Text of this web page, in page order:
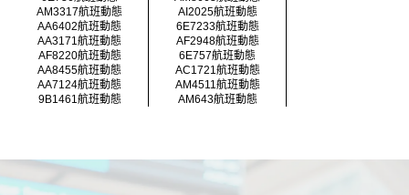
AM3317航班動態
AI2025航班動態
AA6402航班動態
6E7233航班動態
AA3171航班動態
AF2948航班動態
AF8220航班動態
6E757航班動態
AA8455航班動態
AC1721航班動態
AA7124航班動態
AM4511航班動態
9B1461航班動態
AM643航班動態